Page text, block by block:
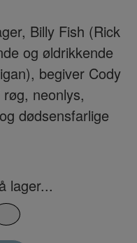
Billy Fish (Rick
og øldrikkende
begiver Cody
neonlys,
dødsensfarlige
lager...